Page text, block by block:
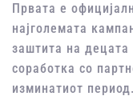
Првата е
најголемата
заштита на децата
соработка со
изминатиот